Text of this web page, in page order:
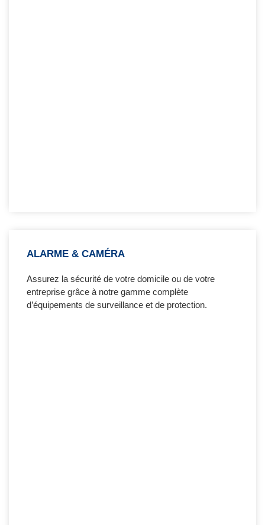
ALARME & CAMÉRA
Assurez la sécurité de votre domicile ou de votre
entreprise grâce à notre gamme complète
d’équipements de surveillance et de protection.